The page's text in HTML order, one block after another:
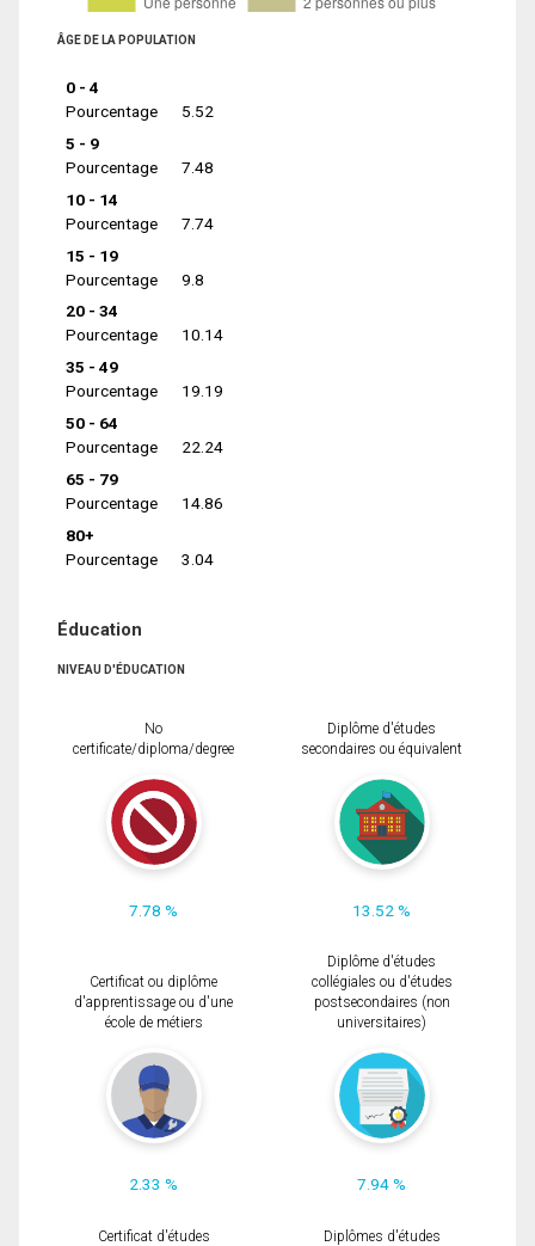
ÂGE DE LA POPULATION
0 - 4
Pourcentage
5.52
5 - 9
Pourcentage
7.48
10 - 14
Pourcentage
7.74
15 - 19
Pourcentage
9.8
20 - 34
Pourcentage
10.14
35 - 49
Pourcentage
19.19
50 - 64
Pourcentage
22.24
65 - 79
Pourcentage
14.86
80+
Pourcentage
3.04
Éducation
NIVEAU D'ÉDUCATION
No
certificate/diploma/degree
7.78 %
Diplôme d'études
secondaires ou équivalent
13.52 %
Certificat ou diplôme
d'apprentissage ou d'une
école de métiers
2.33 %
Diplôme d'études
collégiales ou d'études
postsecondaires (non
universitaires)
7.94 %
Certificat d'études
Diplômes d'études